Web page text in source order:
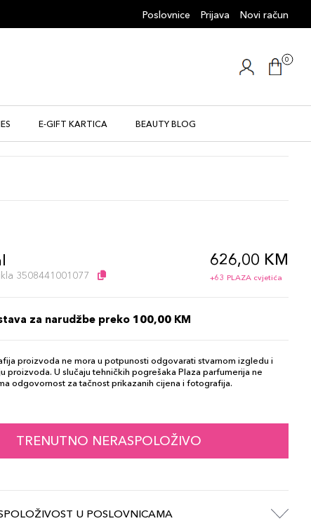
Poslovnice Prijava Novi račun
0
E-GIFT KARTICA BEAUTY BLOG
3508441001077
626,00 KM
+63 PLAZA cvjetića
za narudžbe preko 100,00 KM
proizvoda ne mora u potpunosti odgovarati stvarnom izgledu i
proizvoda. U slučaju tehničkih pogrešaka Plaza parfumerija ne
odgovornost za tačnost prikazanih cijena i fotografija.
TRENUTNO NERASPOLOŽIVO
U POSLOVNICAMA